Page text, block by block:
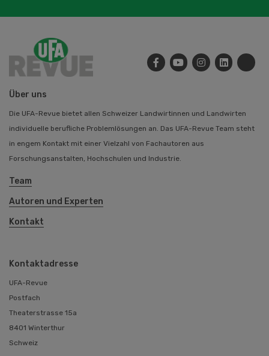
Über uns
Die UFA-Revue bietet allen Schweizer Landwirtinnen und Landwirten
individuelle berufliche Problemlösungen an. Das UFA-Revue Team steht
in engem Kontakt mit einer Vielzahl von Fachautoren aus
Forschungsanstalten, Hochschulen und Industrie.
Team
Autoren und Experten
Kontakt
Kontaktadresse
UFA-Revue
Postfach
Theaterstrasse 15a
8401 Winterthur
Schweiz